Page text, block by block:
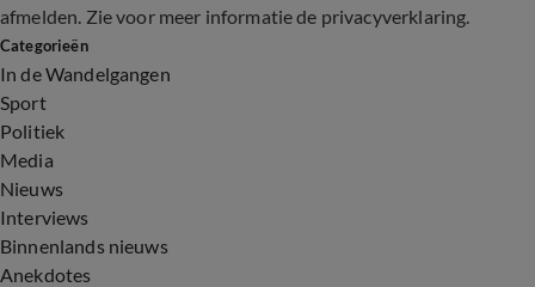
afmelden. Zie voor meer informatie de privacyverklaring.
Categorieën
In de Wandelgangen
Sport
Politiek
Media
Nieuws
Interviews
Binnenlands nieuws
Anekdotes